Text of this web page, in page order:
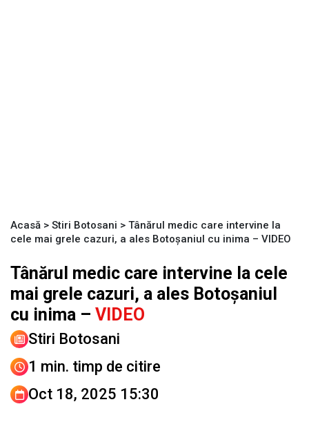
Acasă > Stiri Botosani > Tânărul medic care intervine la
cele mai grele cazuri, a ales Botoșaniul cu inima – VIDEO
Tânărul medic care intervine la cele
mai grele cazuri, a ales Botoșaniul
cu inima – VIDEO
Stiri Botosani
1 min. timp de citire
Oct 18, 2025 15:30